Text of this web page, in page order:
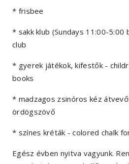
* frisbee
* sakk klub (Sundays 11:00-5:00
club
* gyerek játékok, kifestők -
books
* madzagos zsinóros kéz
ördögszövő
* színes kréták - colored chalk
Egész évben nyitva vagyunk.